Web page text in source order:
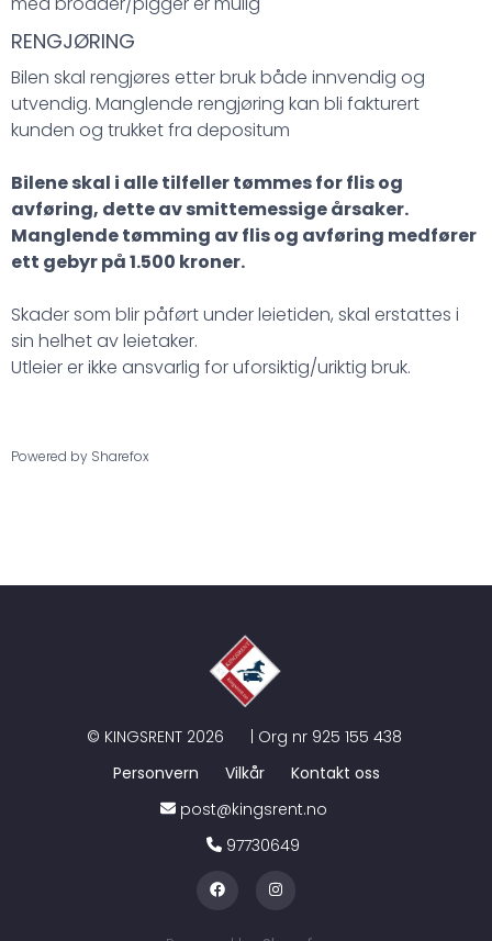
RENGJØRING
Bilen skal rengjøres etter bruk både innvendig og
utvendig. Manglende rengjøring kan bli fakturert
kunden og trukket fra depositum
Bilene skal i alle tilfeller tømmes for flis og
avføring, dette av smittemessige årsaker.
Manglende tømming av flis og avføring medfører
ett gebyr på 1.500 kroner.
Skader som blir påført under leietiden, skal erstattes i
sin helhet av leietaker.
Utleier er ikke ansvarlig for uforsiktig/uriktig bruk.
Powered by Sharefox
© KINGSRENT 2026 | Org nr 925 155 438
Personvern
Vilkår
Kontakt oss
post@kingsrent.no
97730649